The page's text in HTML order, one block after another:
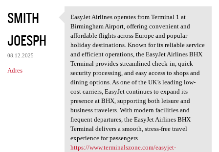
SMITH
JOESPH
08.12.2025
Adres
EasyJet Airlines operates
EasyJet Airlines operates from Terminal 1 at
Birmingham Airport, offering convenient and
affordable flights across Europe and popular
holiday destinations. Known for its reliable service
and efficient operations, the EasyJet Airlines BHX
Terminal provides streamlined check-in, quick
security processing, and easy access to shops and
dining options. As one of the UK’s leading low-
cost carriers, EasyJet continues to expand its
presence at BHX, supporting both leisure and
business travelers. With modern facilities and
frequent departures, the EasyJet Airlines BHX
Terminal delivers a smooth, stress-free travel
experience for passengers.
https://www.terminalszone.com/easyjet-